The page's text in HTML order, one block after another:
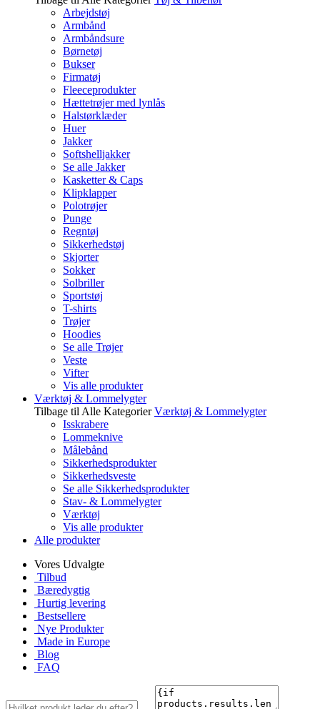
Arbejdstøj
Armbånd
Armbåndsure
Børnetøj
Bukser
Firmatøj
Fleeceprodukter
Hættetrøjer med lynlås
Halstørklæder
Huer
Jakker
Softshelljakker
Se alle Jakker
Kasketter & Caps
Klipklapper
Polotrøjer
Punge
Regntøj
Sikkerhedstøj
Skjorter
Sokker
Solbriller
Sportstøj
T-shirts
Trøjer
Hoodies
Se alle Trøjer
Veste
Vifter
Vis alle produkter
Værktøj & Lommelygter
Tilbage til Alle Kategorier Værktøj & Lommelygter
Isskrabere
Lommeknive
Målebånd
Sikkerhedsprodukter
Sikkerhedsveste
Se alle Sikkerhedsprodukter
Stav- & Lommelygter
Værktøj
Vis alle produkter
Alle produkter
Vores Udvalgte
Tilbud
Bæredygtig
Hurtig levering
Bestsellere
Nye Produkter
Made in Europe
Blog
FAQ